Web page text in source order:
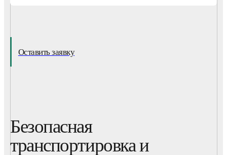
Оставить заявку
Безопасная
транспортировка и